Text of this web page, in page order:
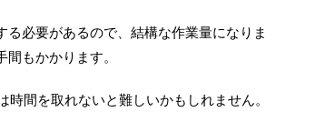
必要があるので、結構な作業量になりま
もかかります。
間を取れないと難しいかもしれません。